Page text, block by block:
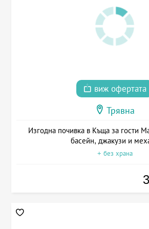
виж офертата
Трявна
Изгодна почивка в Къща за гости
басейн, джакузи и
+ без храна